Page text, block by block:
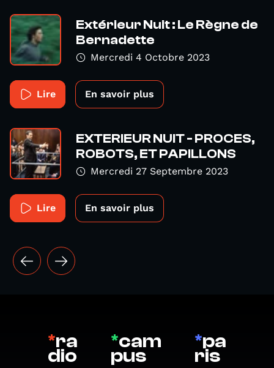
Extérieur Nuit : Le Règne de
Bernadette
Mercredi 4 Octobre 2023
Lire En savoir plus
EXTERIEUR NUIT - PROCES,
ROBOTS, ET PAPILLONS
Mercredi 27 Septembre 2023
Lire En savoir plus
*ra
dio
*cam
pus
*pa
ris